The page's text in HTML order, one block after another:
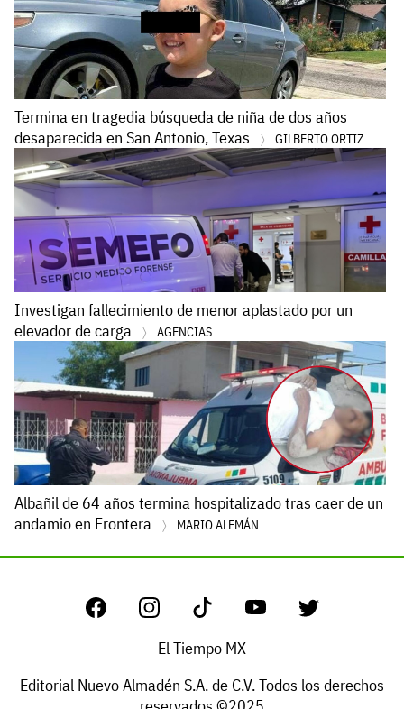
Termina en tragedia búsqueda de niña de dos años
desaparecida en San Antonio, Texas
GILBERTO ORTIZ
Investigan fallecimiento de menor aplastado por un
elevador de carga
AGENCIAS
Albañil de 64 años termina hospitalizado tras caer de un
andamio en Frontera
MARIO ALEMÁN
El Tiempo MX
Editorial Nuevo Almadén S.A. de C.V. Todos los derechos